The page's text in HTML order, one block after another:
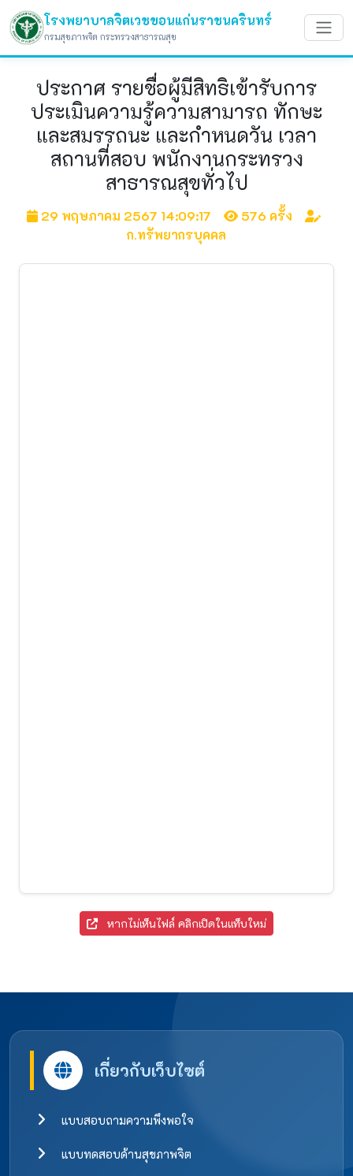
โรงพยาบาลจิตเวชขอนแก่นราชนครินทร์
กรมสุขภาพจิต กระทรวงสาธารณสุข
ประกาศ รายชื่อผู้มีสิทธิเข้ารับการ
ประเมินความรู้ความสามารถ ทักษะ
และสมรรถนะ และกำหนดวัน เวลา
สถานที่สอบ พนักงานกระทรวง
สาธารณสุขทั่วไป
29 พฤษภาคม 2567 14:09:17
576 ครั้ง
ก.ทรัพยากรบุคคล
หากไม่เห็นไฟล์ คลิกเปิดในแท็บใหม่
เกี่ยวกับเว็บไซต์
แบบสอบถามความพึงพอใจ
แบบทดสอบด้านสุขภาพจิต